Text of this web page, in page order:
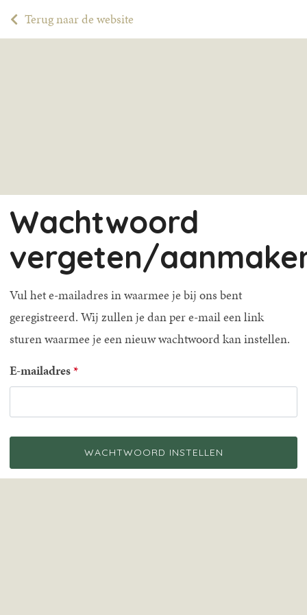
Terug naar de website
Wachtwoord
vergeten/
Vul het e-mailadres in waarmee je bij ons bent
geregistreerd. Wij zullen je dan per e-mail een link
sturen waarmee je een nieuw wachtwoord kan instellen.
E-mailadres
WACHTWOORD INSTELLEN